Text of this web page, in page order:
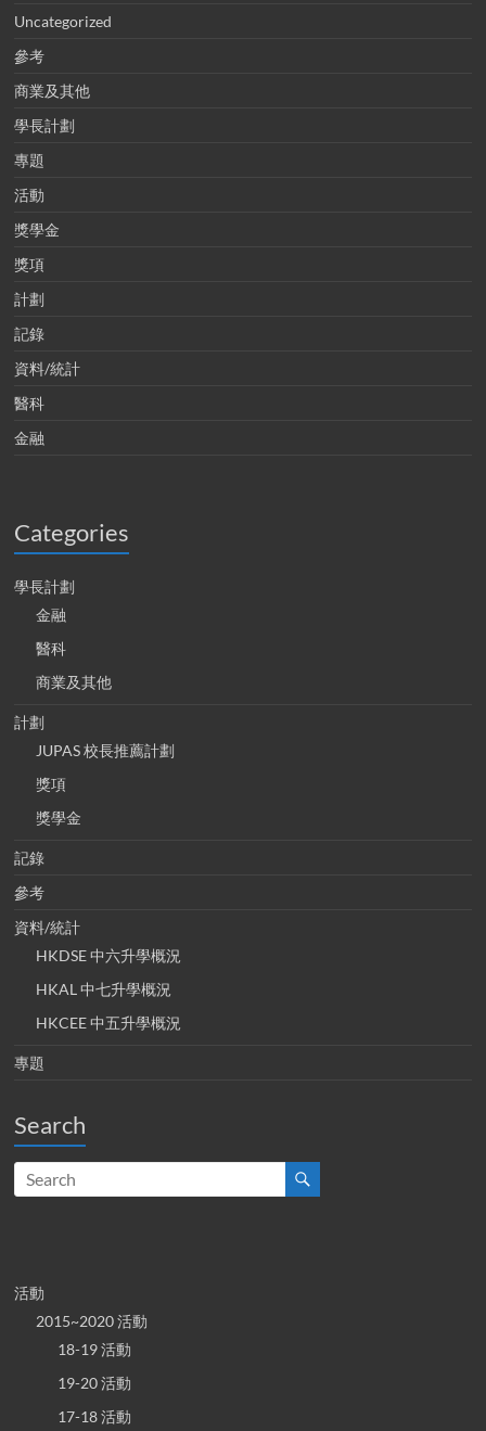
Uncategorized
參考
商業及其他
學長計劃
專題
活動
獎學金
獎項
計劃
記錄
資料/統計
醫科
金融
Categories
學長計劃
金融
醫科
商業及其他
計劃
JUPAS 校長推薦計劃
獎項
獎學金
記錄
參考
資料/統計
HKDSE 中六升學概況
HKAL 中七升學概況
HKCEE 中五升學概況
專題
Search
活動
2015~2020 活動
18-19 活動
19-20 活動
17-18 活動